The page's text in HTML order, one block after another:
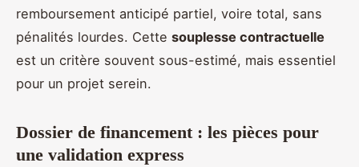
remboursement anticipé partiel, voire total, sans
pénalités lourdes. Cette souplesse contractuelle
est un critère souvent sous-estimé, mais essentiel
pour un projet serein.
Dossier de financement : les pièces pour
une validation express